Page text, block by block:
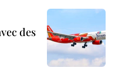
des